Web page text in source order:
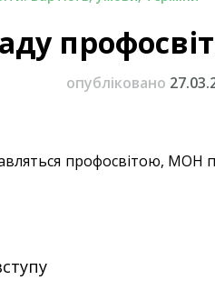
опубліковано
профосвітою, МОН